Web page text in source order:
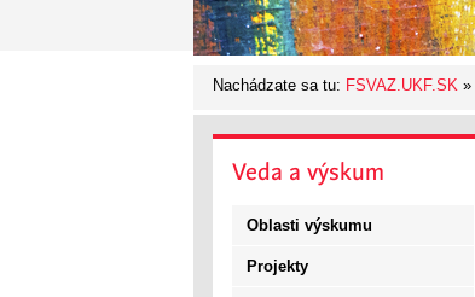
Nachádzate sa tu: FSVAZ.UKF.SK »
Veda a výskum
Oblasti výskumu
Projekty